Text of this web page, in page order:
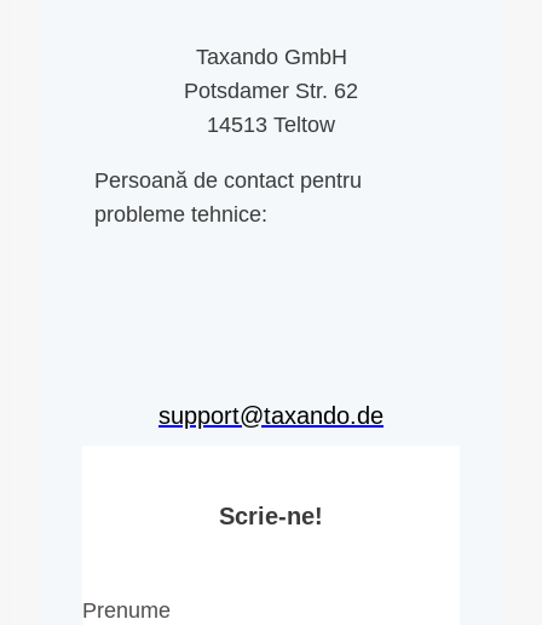
Taxando GmbH
Potsdamer Str. 62
14513 Teltow
Persoană de contact pentru
probleme tehnice:
support@taxando.de
Scrie-ne!
Prenume